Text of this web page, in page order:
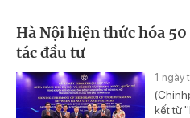
Hà Nội hiện thức hóa
tác đầu tư
1 ngày
kết từ